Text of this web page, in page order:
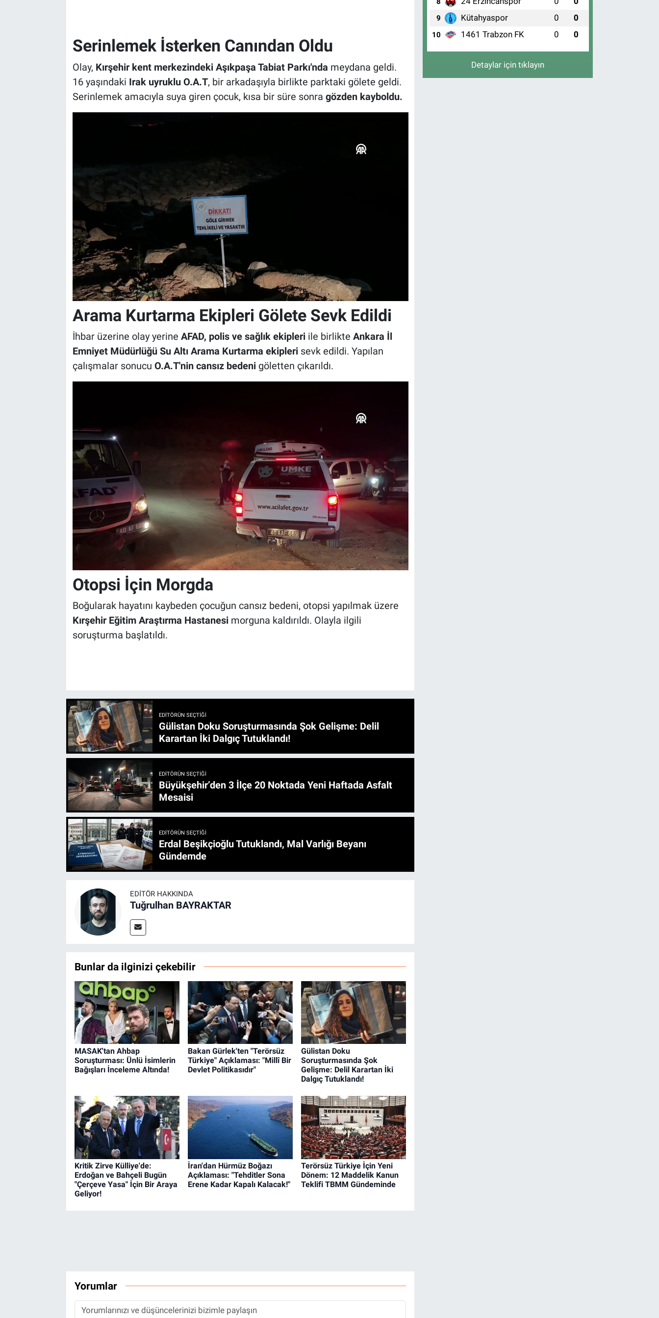
Serinlemek İsterken Canından Oldu
Olay, Kırşehir kent merkezindeki Aşıkpaşa Tabiat Parkı'nda meydana geldi.
16 yaşındaki Irak uyruklu O.A.T, bir arkadaşıyla birlikte parktaki gölete geldi.
Serinlemek amacıyla suya giren çocuk, kısa bir süre sonra gözden kayboldu.
Arama Kurtarma Ekipleri Gölete Sevk Edildi
İhbar üzerine olay yerine AFAD, polis ve sağlık ekipleriile birlikte Ankara İl
Emniyet Müdürlüğü Su Altı Arama Kurtarma ekiplerisevk edildi. Yapılan
çalışmalar sonucu O.A.T'nin cansız bedenigöletten çıkarıldı.
Otopsi İçin Morgda
Boğularak hayatını kaybeden çocuğun cansız bedeni, otopsi yapılmak üzere
Kırşehir Eğitim Araştırma Hastanesimorguna kaldırıldı. Olayla ilgili
soruşturma başlatıldı.
EDITÖRÜN SEÇTIĞI
Gülistan Doku Soruşturmasında Şok Gelişme: Delil
Karartan İki Dalgıç Tutuklandı!
EDITÖRÜN SEÇTIĞI
Büyükşehir’den 3 İlçe 20 Noktada Yeni Haftada Asfalt
Mesaisi
EDITÖRÜN SEÇTIĞI
Erdal Beşikçioğlu Tutuklandı, Mal Varlığı Beyanı
Gündemde
EDITÖR HAKKINDA
Tuğrulhan BAYRAKTAR
Bunlar da ilginizi çekebilir
MASAK'tan Ahbap
Soruşturması: Ünlü İsimlerin
Bağışları İnceleme Altında!
Bakan Gürlek'ten "Terörsüz
Türkiye" Açıklaması: "Millî Bir
Devlet Politikasıdır"
Gülistan Doku
Soruşturmasında Şok
Gelişme: Delil Karartan İki
Dalgıç Tutuklandı!
Kritik Zirve Külliye'de:
Erdoğan ve Bahçeli Bugün
"Çerçeve Yasa" İçin Bir Araya
Geliyor!
İran'dan Hürmüz Boğazı
Açıklaması: "Tehditler Sona
Erene Kadar Kapalı Kalacak!"
Terörsüz Türkiye İçin Yeni
Dönem: 12 Maddelik Kanun
Teklifi TBMM Gündeminde
Yorumlar
9 Kütahyaspor 0 0
10 1461 Trabzon FK 0 0
Detaylar için tıklayın